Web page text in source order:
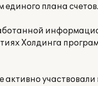
единого плана счетов.
Холдинга
активно